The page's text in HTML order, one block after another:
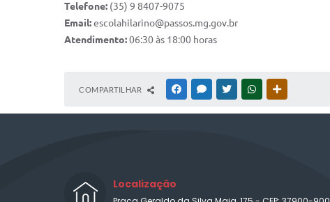
Telefone: (35) 9 8407-9075
Email:escolahilarino@passos.mg.gov.br
Atendimento:06:30 às 18:00 horas
COMPARTILHAR FACEBOOKMESSENGER
TWITTERWHATSAPP
Localização